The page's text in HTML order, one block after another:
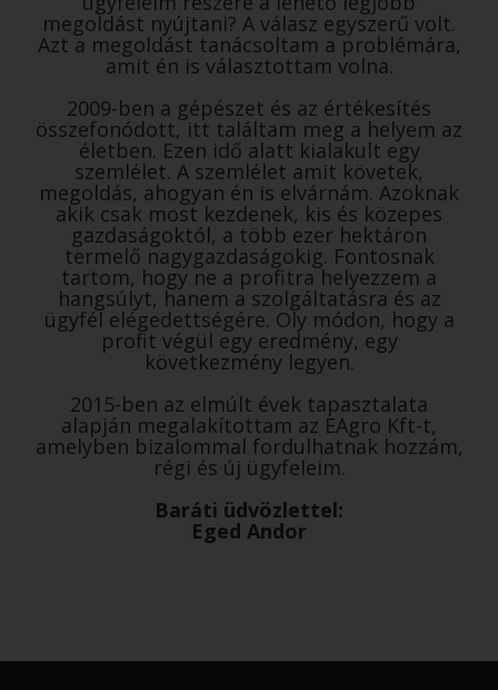
megoldást nyújtani? A válasz egyszerű volt.
Azt a megoldást tanácsoltam a problémára,
amit én is választottam volna.
2009-ben a gépészet és az értékesítés
összefonódott, itt találtam meg a helyem az
életben. Ezen idő alatt kialakult egy
szemlélet. A szemlélet amit követek,
megoldás, ahogyan én is elvárnám. Azoknak
akik csak most kezdenek, kis és közepes
gazdaságoktól, a több ezer hektáron
termelő nagygazdaságokig. Fontosnak
tartom, hogy ne a profitra helyezzem a
hangsúlyt, hanem a szolgáltatásra és az
ügyfél elégedettségére. Oly módon, hogy a
profit végül egy eredmény, egy
következmény legyen.
2015-ben az elmúlt évek tapasztalata
alapján megalakítottam az EAgro Kft-t,
amelyben bizalommal fordulhatnak hozzám,
régi és új ügyfeleim.
Baráti üdvözlettel:
Eged Andor